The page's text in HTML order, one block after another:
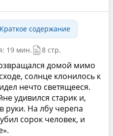
Краткое содержание
19 мин. 8 стр.
домой мимо
солнце клонилось к
нечто светящееся.
удивился старик и,
руки. На лбу черепа
сорок человек, и